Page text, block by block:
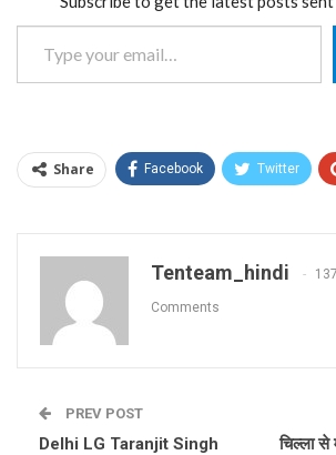
Type your email…
Share Facebook Twitter
Tenteam_hindi
Comments
PREV POST
Delhi LG Taranjit Singh
चिल्ला से